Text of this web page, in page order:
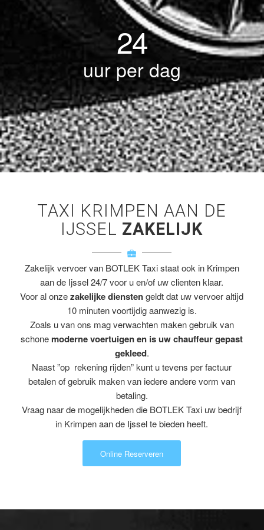
24
uur per dag
TAXI KRIMPEN AAN DE
IJSSEL ZAKELIJK
Zakelijk vervoer van BOTLEK Taxi staat ook in Krimpen
aan de Ijssel 24/7 voor u en/of uw clienten klaar.
Voor al onzezakelijke dienstengeldt dat uw vervoer altijd
10 minuten voortijdig aanwezig is.
Zoals u van ons mag verwachten maken gebruik van
schone moderne voertuigen en is uw chauffeur gepast
gekleed.
Naast ”op rekening rijden” kunt u tevens per factuur
betalen of gebruik maken van iedere andere vorm van
betaling.
Vraag naar de mogelijkheden die BOTLEK Taxi uw bedrijf
in Krimpen aan de Ijssel te bieden heeft.
Online Reserveren